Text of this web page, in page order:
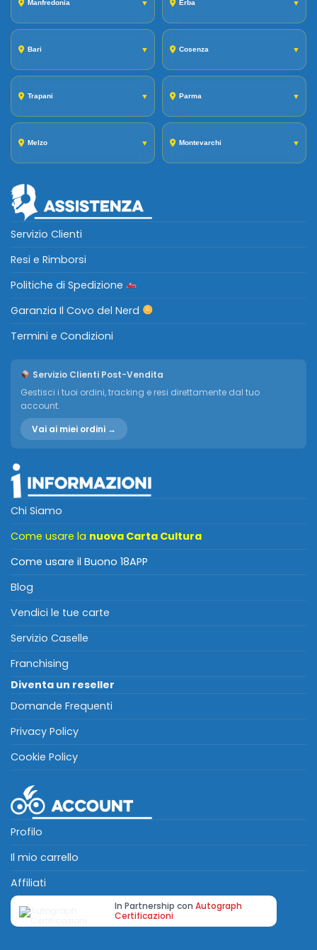
Manfredonia ▼ Erba ▼
Bari ▼ Cosenza ▼
Trapani ▼ Parma ▼
Melzo ▼ Montevarchi ▼
Servizio Clienti
Resi e Rimborsi
Politiche di Spedizione
Garanzia Il Covo del Nerd
Termini e Condizioni
Servizio Clienti Post-Vendita
Gestisci i tuoi ordini, tracking e resi direttamente dal tuo
account.
Vai ai miei ordini →
Chi Siamo
Come usare la nuova Carta Cultura
Come usare il Buono 18APP
Blog
Vendici le tue carte
Servizio Caselle
Franchising
Diventa un reseller
Domande Frequenti
Privacy Policy
Cookie Policy
Profilo
Il mio carrello
Affiliati
In Partnership con Autograph
Certificazioni